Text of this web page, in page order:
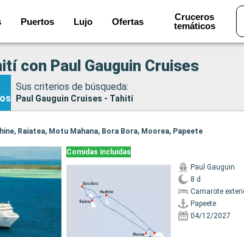
Puertos Lujo Ofertas
Cruceros
temáticos
con Paul Gauguin Cruises
Sus criterios de búsqueda:
Paul Gauguin Cruises - Tahití
Raiatea, Motu Mahana, Bora Bora, Moorea, Papeete
Comidas incluidas
Paul Gauguin
8 d
Camarote
Papeete
04/12/2027